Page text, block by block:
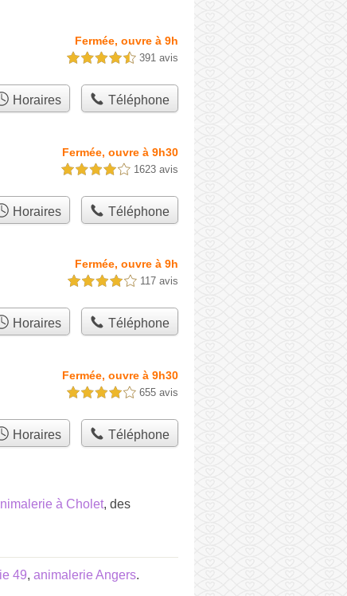
Fermée, ouvre à 9h
4,5 étoiles sur 5 391 avis
Horaires Téléphone
Fermée, ouvre à 9h30
4,0 étoiles sur 5 1623 avis
Horaires Téléphone
Fermée, ouvre à 9h
4,0 étoiles sur 5 117 avis
Horaires Téléphone
Fermée, ouvre à 9h30
4,0 étoiles sur 5 655 avis
Horaires Téléphone
à Cholet, des
49, animalerie Angers.